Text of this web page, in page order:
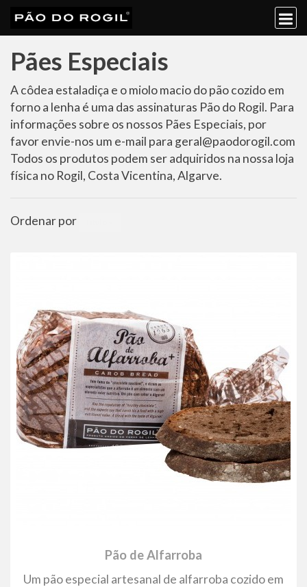
Pães Especiais
Pães
Especiais
A côdea estaladiça e o miolo macio do pão cozido em
forno a lenha é uma das assinaturas Pão do Rogil. Para
informações sobre os nossos Pães Especiais, por
favor envie-nos um e-mail para geral@paodorogil.com
Todos os produtos podem ser adquiridos na nossa loja
física no Rogil, Costa Vicentina, Algarve.
Ordenar por
Pão de Alfarroba
Um pão especial artesanal de alfarroba cozido em